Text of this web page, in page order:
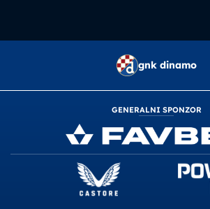
gnk dinamo
GENERALNI SPONZOR